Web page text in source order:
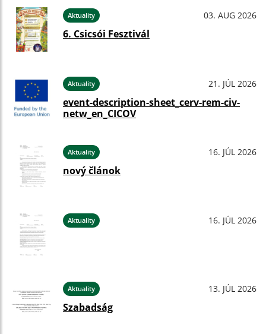
Aktuality 03. AUG 2026
6. Csicsói Fesztivál
Aktuality 21. JÚL 2026
event-description-sheet_cerv-rem-civ-
netw_en_CICOV
Aktuality 16. JÚL 2026
nový článok
Aktuality 16. JÚL 2026
Aktuality 13. JÚL 2026
Szabadság